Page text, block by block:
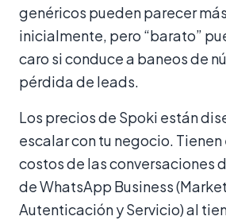
genéricos pueden parecer
inicialmente, pero “barato”
caro si conduce a baneos de
pérdida de leads.
Los precios de Spoki están
escalar con tu negocio. Tienen
costos de las conversaciones
de WhatsApp Business
Autenticación y Servicio) al